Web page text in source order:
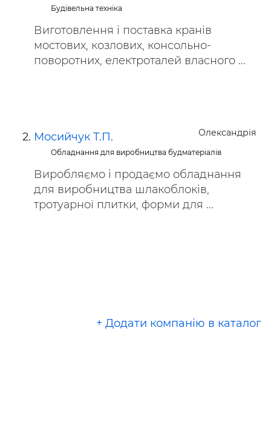
Будівельна техніка
Виготовлення і поставка кранів
мостових, козлових, консольно-
поворотних, електроталей власного ...
Олександрія
Мосийчук Т.П.
Обладнання для виробництва будматеріалів
Виробляємо і продаємо обладнання
для виробництва шлакоблоків,
тротуарної плитки, форми для ...
+ Додати компанію в каталог